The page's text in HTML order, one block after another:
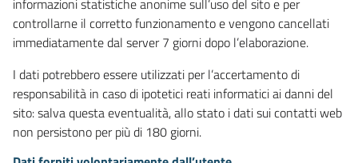
informazioni statistiche anonime sull’uso del sito e per
controllarne il corretto funzionamento e vengono cancellati
immediatamente dal server 7 giorni dopo l’elaborazione.
I dati potrebbero essere utilizzati per l’accertamento di
responsabilità in caso di ipotetici reati informatici ai danni del
sito: salva questa eventualità, allo stato i dati sui contatti web
non persistono per più di 180 giorni.